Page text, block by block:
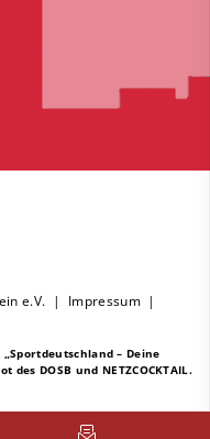
e.V. | Impressum|
„Sportdeutschland – Deine
DOSB und NETZCOCKTAIL.